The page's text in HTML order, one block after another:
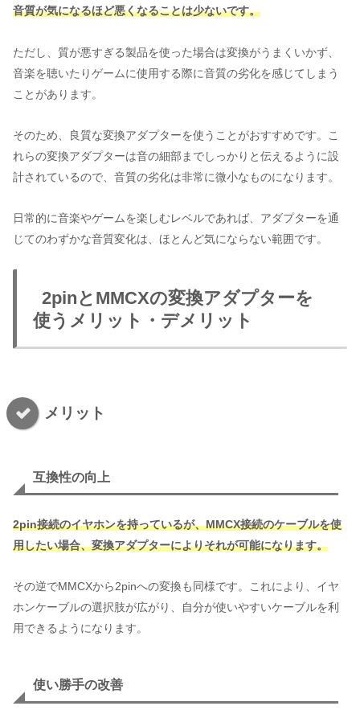
音質が気になるほど悪くなることは少ないです。
ただし、質が悪すぎる製品を使った場合は変換がうまくいかず、
音楽を聴いたりゲームに使用する際に音質の劣化を感じてしまう
ことがあります。
そのため、良質な変換アダプターを使うことがおすすめです。こ
れらの変換アダプターは音の細部までしっかりと伝えるように設
計されているので、音質の劣化は非常に微小なものになります。
日常的に音楽やゲームを楽しむレベルであれば、アダプターを通
じてのわずかな音質変化は、ほとんど気にならない範囲です。
2pinとMMCXの変換アダプターを
使うメリット・デメリット
メリット
互換性の向上
2pin接続のイヤホンを持っているが、MMCX接続のケーブルを使
用したい場合、変換アダプターによりそれが可能になります。
その逆でMMCXから2pinへの変換も同様です。これにより、イヤ
ホンケーブルの選択肢が広がり、自分が使いやすいケーブルを利
用できるようになります。
使い勝手の改善